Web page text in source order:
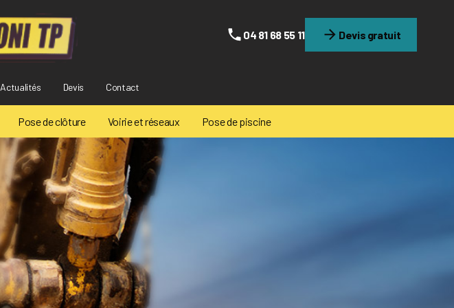
04 81 68 55 11 Devis gratuit
Actualités Devis Contact
Pose de clôture Voirie et réseaux Pose de piscine